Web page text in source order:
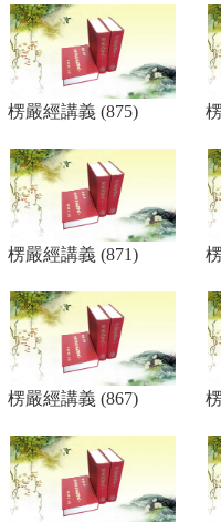
楞嚴經講義 (875)
楞嚴經講義 (871)
楞嚴經講義 (867)